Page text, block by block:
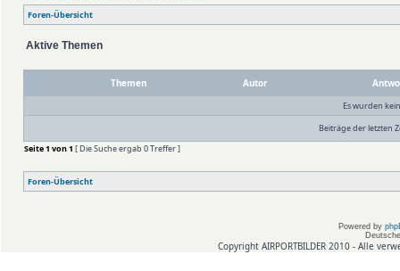
Foren-Übersicht
Aktive Themen
Themen Autor
Es wurden
Beiträge der letzten
Seite1 von1 [ Die Suche ergab 0 Treffer ]
Foren-Übersicht
Powered by
Copyright AIRPORTBILDER 2010 - Alle